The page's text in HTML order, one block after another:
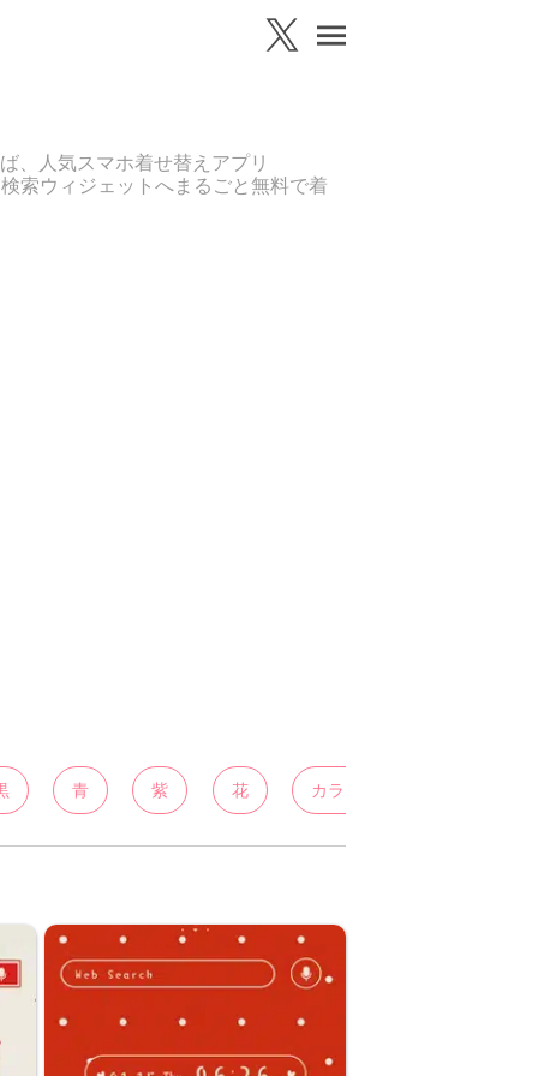
、人気スマホ着せ替えアプリ
索ウィジェットへまるごと無料で着
青 紫 花 カラフル